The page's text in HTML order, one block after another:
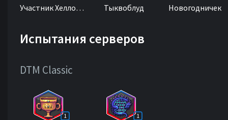
Участник Хеллоуина Тыквоблуд Новогодничек
Испытания серверов
DTM Classic
1 1